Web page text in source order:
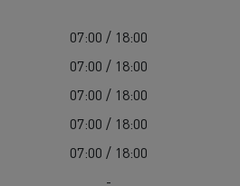
07:00 / 18:00
07:00 / 18:00
07:00 / 18:00
07:00 / 18:00
07:00 / 18:00
-